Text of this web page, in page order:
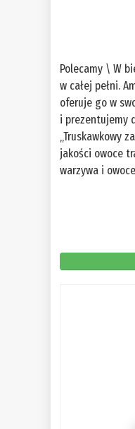
Polecamy \ W
w całej pełni.
oferuje go w
i prezentujemy
„Truskawkowy
jakości owoce
warzywa i